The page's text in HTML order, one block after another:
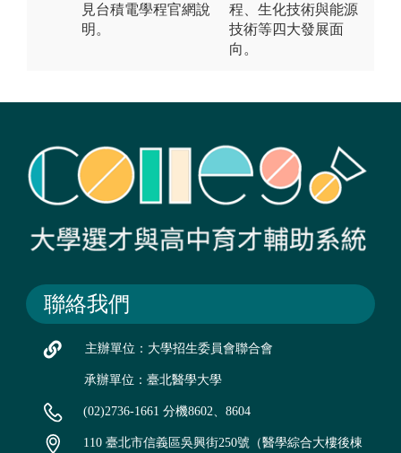
見台積電學程官網說
明。
程、生化技術與能源
技術等四大發展面
向。
聯絡我們
主辦單位：大學招生委員會聯合會
承辦單位：臺北醫學大學
(02)2736-1661 分機8602、8604
110 臺北市信義區吳興街250號（醫學綜合大樓後棟